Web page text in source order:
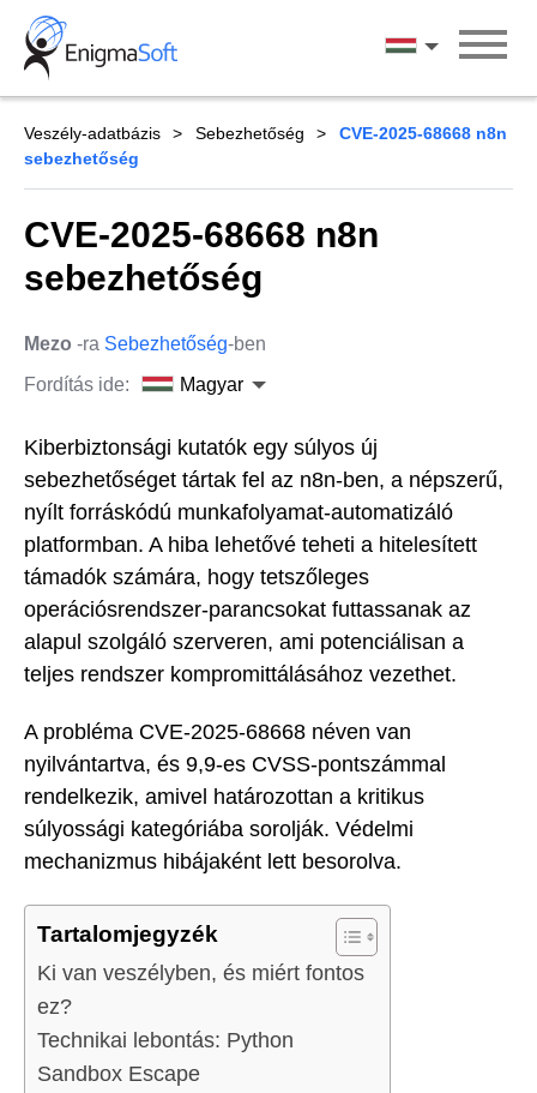
Skip
content
Magyar
Veszély-adatbázis Sebezhetőség
CVE-2025-68668 n8n
sebezhetőség
CVE-2025-68668 n8n
sebezhetőség
Mezo -ra Sebezhetőség-ben
Fordítás ide:
Magyar
Kiberbiztonsági kutatók egy súlyos új
sebezhetőséget tártak fel az n8n-ben, a népszerű,
nyílt forráskódú munkafolyamat-automatizáló
platformban. A hiba lehetővé teheti a hitelesített
támadók számára, hogy tetszőleges
operációsrendszer-parancsokat futtassanak az
alapul szolgáló szerveren, ami potenciálisan a
teljes rendszer kompromittálásához vezethet.
A probléma CVE-2025-68668 néven van
nyilvántartva, és 9,9-es CVSS-pontszámmal
rendelkezik, amivel határozottan a kritikus
súlyossági kategóriába sorolják. Védelmi
mechanizmus hibájaként lett besorolva.
Tartalomjegyzék
Ki van veszélyben, és miért fontos
ez?
Technikai lebontás: Python
Sandbox Escape